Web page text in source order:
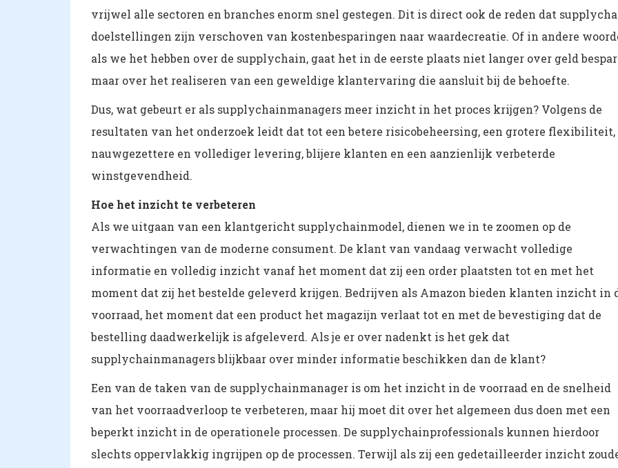
vrijwel alle sectoren en branches enorm snel gestegen. Dit is direct ook de reden dat
doelstellingen zijn verschoven van kostenbesparingen naar waardecreatie. Of in andere
als we het hebben over de supplychain, gaat het in de eerste plaats niet langer over geld
maar over het realiseren van een geweldige klantervaring die aansluit bij de behoefte.
Dus, wat gebeurt er als supplychainmanagers meer inzicht in het proces krijgen? Volgens de
resultaten van het onderzoek leidt dat tot een betere risicobeheersing, een grotere flexibiliteit,
nauwgezettere en vollediger levering, blijere klanten en een aanzienlijk verbeterde
winstgevendheid.
Hoe het inzicht te verbeteren
Als we uitgaan van een klantgericht supplychainmodel, dienen we in te zoomen op de
verwachtingen van de moderne consument. De klant van vandaag verwacht volledige
informatie en volledig inzicht vanaf het moment dat zij een order plaatsten tot en met het
moment dat zij het bestelde geleverd krijgen. Bedrijven als Amazon bieden klanten inzicht in
voorraad, het moment dat een product het magazijn verlaat tot en met de bevestiging dat de
bestelling daadwerkelijk is afgeleverd. Als je er over nadenkt is het gek dat
supplychainmanagers blijkbaar over minder informatie beschikken dan de klant?
Een van de taken van de supplychainmanager is om het inzicht in de voorraad en de snelheid
van het voorraadverloop te verbeteren, maar hij moet dit over het algemeen dus doen met een
beperkt inzicht in de operationele processen. De supplychainprofessionals kunnen hierdoor
slechts oppervlakkig ingrijpen op de processen. Terwijl als zij een gedetailleerder inzicht